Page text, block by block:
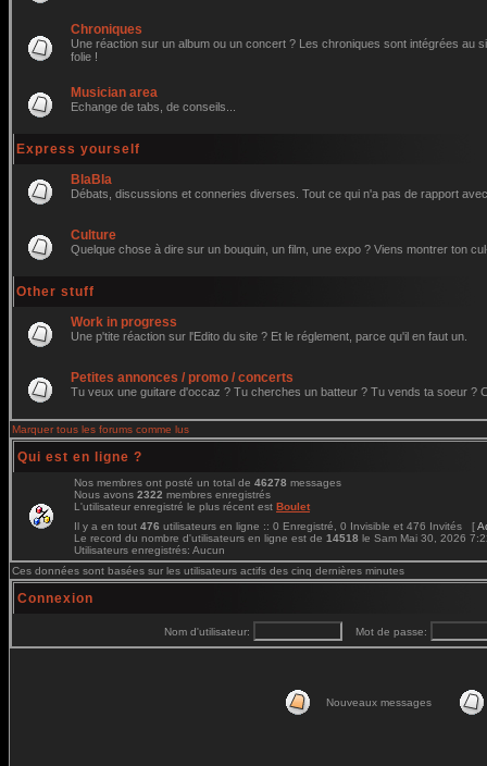
Chroniques
Une réaction sur un album ou un concert ? Les chroniques sont intégrées au
folie !
Musician area
Echange de tabs, de conseils...
Express yourself
BlaBla
Débats, discussions et conneries diverses. Tout ce qui n'a pas de rapport
Culture
Quelque chose à dire sur un bouquin, un film, une expo ? Viens montrer ton
Other stuff
Work in progress
Une p'tite réaction sur l'Edito du site ? Et le réglement, parce qu'il en faut un.
Petites annonces / promo / concerts
Tu veux une guitare d'occaz ? Tu cherches un batteur ? Tu vends ta soeur ?
Marquer tous les forums comme lus
Qui est en ligne ?
Nos membres ont posté un total de 46278 messages
Nous avons 2322 membres enregistrés
L'utilisateur enregistré le plus récent est Boulet
Il y a en tout 476 utilisateurs en ligne :: 0 Enregistré, 0 Invisible et 476 Invités [
Le record du nombre d'utilisateurs en ligne est de 14518 le Sam Mai 30, 2026
Utilisateurs enregistrés: Aucun
Ces données sont basées sur les utilisateurs actifs des cinq dernières minutes
Connexion
Nom d'utilisateur: Mot de passe:
Nouveaux messages